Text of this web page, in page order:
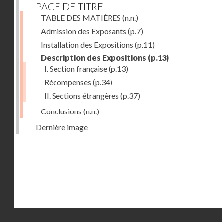
PAGE DE TITRE
TABLE DES MATIÈRES (n.n.)
Admission des Exposants (p.7)
Installation des Expositions (p.11)
Description des Expositions (p.13)
I. Section française(p.13)
Récompenses (p.34)
II. Sections étrangères (p.37)
Conclusions (n.n.)
Dernière image